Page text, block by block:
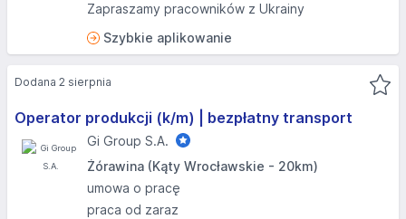
Zapraszamy pracowników z Ukrainy
Szybkie aplikowanie
Operator produkcji (k/m) | bezpłatny transport
Gi Group S.A.
Żórawina (Kąty Wrocławskie - 20km)
umowa o pracę
praca od zaraz
Dodana 2 sierpnia